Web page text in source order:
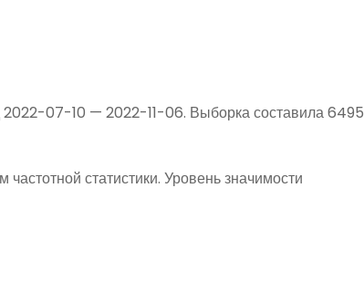
2022-07-10 — 2022-11-06. Выборка составила 6495
статистики. Уровень значимости